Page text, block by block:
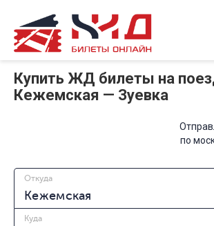
Купить ЖД билеты на
Кежемская — Зуевка
по
Откуда
Куда